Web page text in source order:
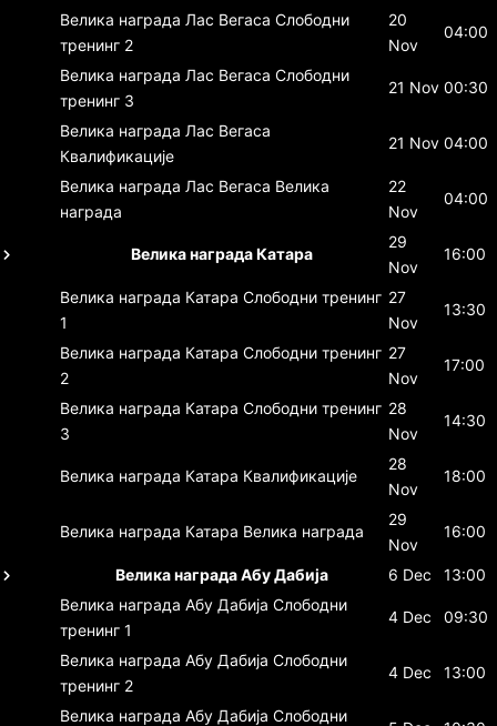
Велика награда Лас Вегаса Слободни
тренинг 2
20
Nov
04:00
Велика награда Лас Вегаса Слободни
тренинг 3
21 Nov 00:30
Велика награда Лас Вегаса
Квалификације
21 Nov 04:00
Велика награда Лас Вегаса Велика
награда
22
Nov
04:00
Велика награда Катара
29
Nov
16:00
Велика награда Катара Слободни тренинг
1
27
Nov
13:30
Велика награда Катара Слободни тренинг
2
27
Nov
17:00
Велика награда Катара Слободни тренинг
3
28
Nov
14:30
Велика награда Катара Квалификације
28
Nov
18:00
Велика награда Катара Велика награда
29
Nov
16:00
Велика награда Абу Дабија 6 Dec
13:00
Велика награда Абу Дабија Слободни
тренинг 1
4 Dec 09:30
Велика награда Абу Дабија Слободни
тренинг 2
4 Dec 13:00
Велика награда Абу Дабија Слободни